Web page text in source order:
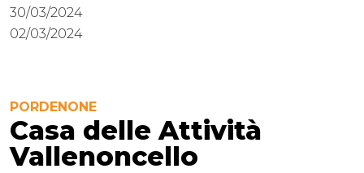
30/03/2024
02/03/2024
PORDENONE
Casa delle Attività
Vallenoncello